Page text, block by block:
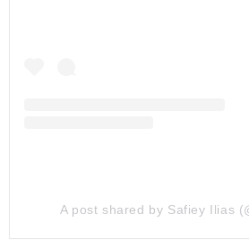
A post shared by Safiey Ilias